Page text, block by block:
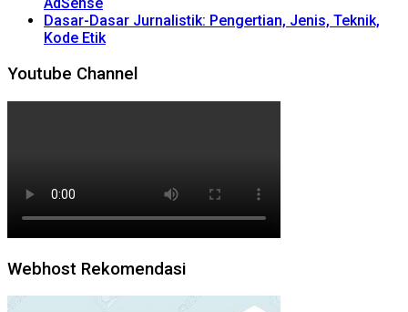
AdSense
Dasar-Dasar Jurnalistik: Pengertian, Jenis, Teknik,
Kode Etik
Youtube Channel
Webhost Rekomendasi